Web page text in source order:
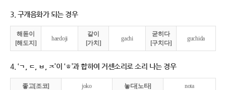
3. 구개음화가 되는 경우
해돋이
[해도지]
haedoji
같이
[가치]
gachi
굳히다
[구치다]
guchida
4. ‘ㄱ, ㄷ, ㅂ, ㅈ’이 ‘ㅎ’과 합하여 거센소리로 소리 나는 경우
좋고[조코] joko 놓다[노타] nota